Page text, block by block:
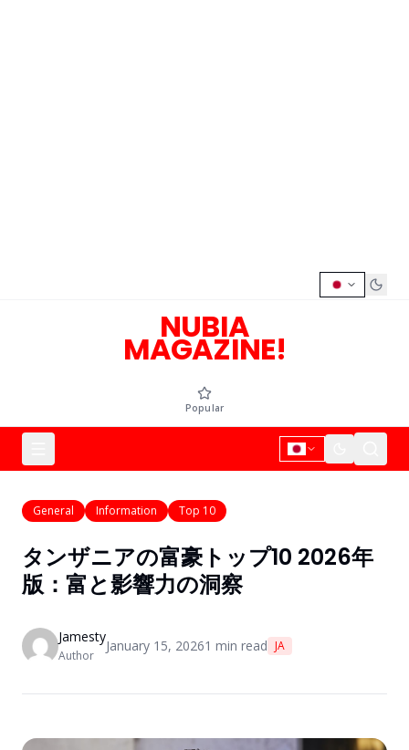
NUBIA
MAGAZINE!
Popular
General Information Top 10
タンザニアの富豪トップ10 2026年
版：富と影響力の洞察
Jamesty
Author
January 15, 20261 min read JA